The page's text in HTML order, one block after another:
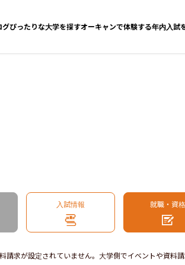
グぴったりな大学を探すオーキャンで体験する年内入試
入試情報 就職・資格
請求が設定されていません。大学側でイベントや資料